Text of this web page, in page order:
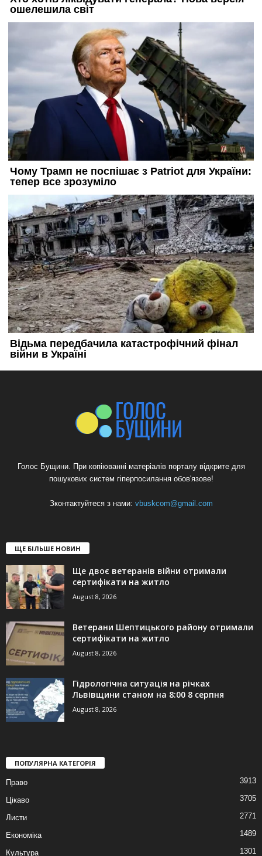
Голос Бущини. При копіюванні матеріалів порталу відкрите для
пошукових систем гіперпосилання обов'язове!
Зконтактуйтеся з нами: vbuskcom@gmail.com
ЩЕ БІЛЬШЕ НОВИН
Ще двоє ветеранів війни отримали
сертифікати на житло
August 8, 2026
Ветерани Шептицького району отримали
сертифікати на житло
August 8, 2026
Гідрологічна ситуація на річках
Львівщини станом на 8:00 8 серпня
August 8, 2026
ПОПУЛЯРНА КАТЕГОРІЯ
Право 3913
Цікаво 3705
Листи 2771
Економіка 1489
Культура 1301